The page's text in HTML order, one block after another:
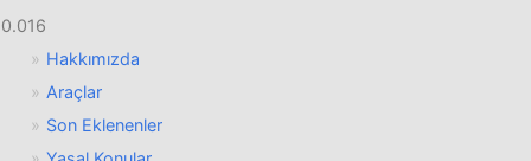
0.016
Hakkımızda
Araçlar
Son Eklenenler